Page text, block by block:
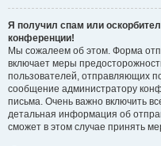
Я получил спам или
конференции!
Мы сожалеем об этом. Форма
включает меры
пользователей, отправляющих
сообщение администратору
письма. Очень важно включить
детальная информация об
сможет в этом случае принять